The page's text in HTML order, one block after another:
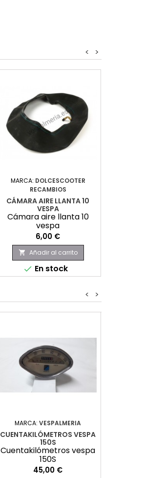
>
<
MARCA: DOLCESCOOTER
RECAMBIOS
CÁMARA AIRE LLANTA 10
VESPA
Cámara aire llanta 10
vespa
Precio
6,00 €
 Añadir al carrito
 En stock
>
<
MARCA: VESPALMERIA
CUENTAKILÓMETROS VESPA
150S
Cuentakilómetros vespa
150S
Precio
45,00 €